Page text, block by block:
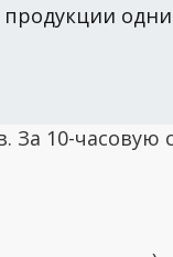
продукции
За 10-часовую